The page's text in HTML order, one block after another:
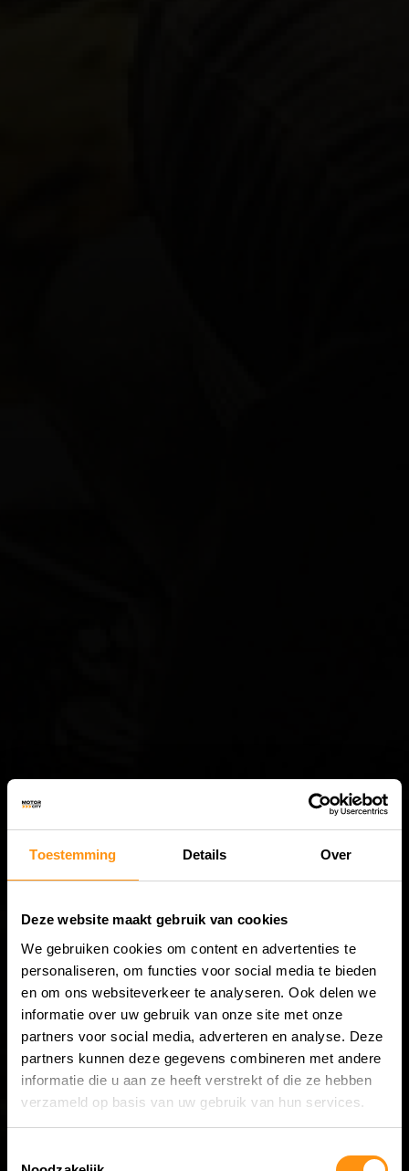
Toestemming Details Over
Deze website maakt gebruik van cookies
We gebruiken cookies om content en advertenties te
personaliseren, om functies voor social media te bieden
en om ons websiteverkeer te analyseren. Ook delen we
informatie over uw gebruik van onze site met onze
partners voor social media, adverteren en analyse. Deze
partners kunnen deze gegevens combineren met andere
informatie die u aan ze heeft verstrekt of die ze hebben
verzameld op basis van uw gebruik van hun services.